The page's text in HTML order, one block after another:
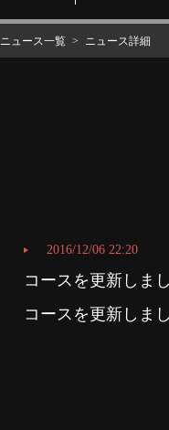
ニュース一覧 ニュース詳細
2016/12/06 22:20
コースを更新しま
コースを更新しま